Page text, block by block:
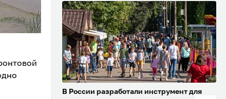
В России разработали инструмент для